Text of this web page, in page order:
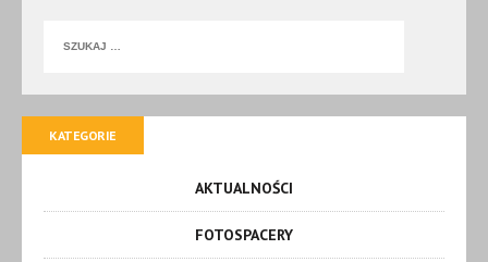
KATEGORIE
AKTUALNOŚCI
FOTOSPACERY